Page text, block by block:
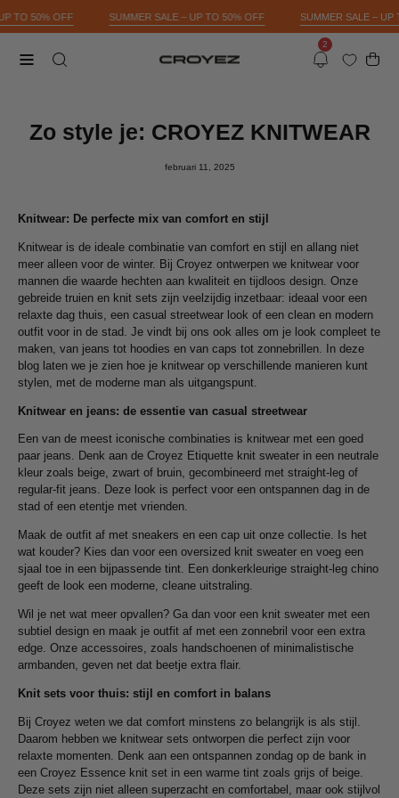
Skip
to
content
UP TO 50% OFF SUMMER SALE – UP TO 50% OFF SUMMER SALE –
Open
OPEN
Notifications
2
Open
Zo style je: CROYEZ KNITWEAR
februari 11, 2025
Knitwear: De perfecte mix van comfort en stijl
Knitwear is de ideale combinatie van comfort en stijl en allang niet
meer alleen voor de winter. Bij Croyez ontwerpen we knitwear voor
mannen die waarde hechten aan kwaliteit en tijdloos design. Onze
gebreide truien en knit sets zijn veelzijdig inzetbaar: ideaal voor een
relaxte dag thuis, een casual streetwear look of een clean en modern
outfit voor in de stad. Je vindt bij ons ook alles om je look compleet te
maken, van jeans tot hoodies en van caps tot zonnebrillen. In deze
blog laten we je zien hoe je knitwear op verschillende manieren kunt
stylen, met de moderne man als uitgangspunt.
Knitwear en jeans: de essentie van casual streetwear
Een van de meest iconische combinaties is knitwear met een goed
paar jeans. Denk aan de Croyez Etiquette knit sweater in een neutrale
kleur zoals beige, zwart of bruin, gecombineerd met straight-leg of
regular-fit jeans. Deze look is perfect voor een ontspannen dag in de
stad of een etentje met vrienden.
Maak de outfit af met sneakers en een cap uit onze collectie. Is het
wat kouder? Kies dan voor een oversized knit sweater en voeg een
sjaal toe in een bijpassende tint. Een donkerkleurige straight-leg chino
geeft de look een moderne, cleane uitstraling.
Wil je net wat meer opvallen? Ga dan voor een knit sweater met een
subtiel design en maak je outfit af met een zonnebril voor een extra
edge. Onze accessoires, zoals handschoenen of minimalistische
armbanden, geven net dat beetje extra flair.
Knit sets voor thuis: stijl en comfort in balans
Bij Croyez weten we dat comfort minstens zo belangrijk is als stijl.
Daarom hebben we knitwear sets ontworpen die perfect zijn voor
relaxte momenten. Denk aan een ontspannen zondag op de bank in
een Croyez Essence knit set in een warme tint zoals grijs of beige.
Deze sets zijn niet alleen superzacht en comfortabel, maar ook stijlvol